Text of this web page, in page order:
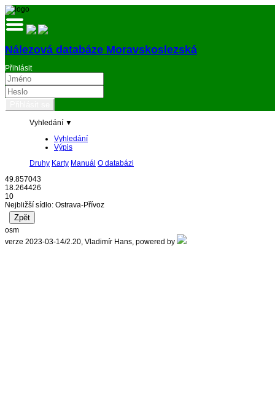
Nálezová databáze Moravskoslezská
Přihlásit
Vyhledání ▼
Vyhledání
Výpis
Druhy Karty Manuál O databázi
49.857043
18.264426
10
Nejbližší sídlo: Ostrava-Přívoz
osm
verze 2023-03-14/2.20, Vladimír Hans, powered by